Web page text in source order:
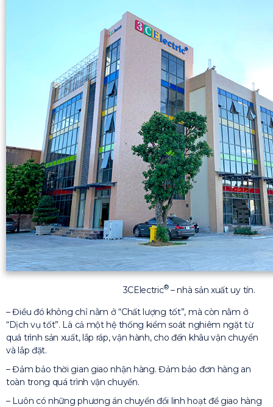
3CElectric®– nhà sản xuất uy tín.
– Điều đó không chỉ nằm ở “Chất lượng tốt”, mà còn nằm ở
“Dịch vụ tốt”. Là cả một hệ thống kiểm soát nghiêm ngặt từ
quá trình sản xuất, lắp ráp, vận hành, cho đến khâu vận chuyển
và lắp đặt.
– Đảm bảo thời gian giao nhận hàng. Đảm bảo đơn hàng an
toàn trong quá trình vận chuyển.
– Luôn có những phương án chuyển đổi linh hoạt để giao hàng